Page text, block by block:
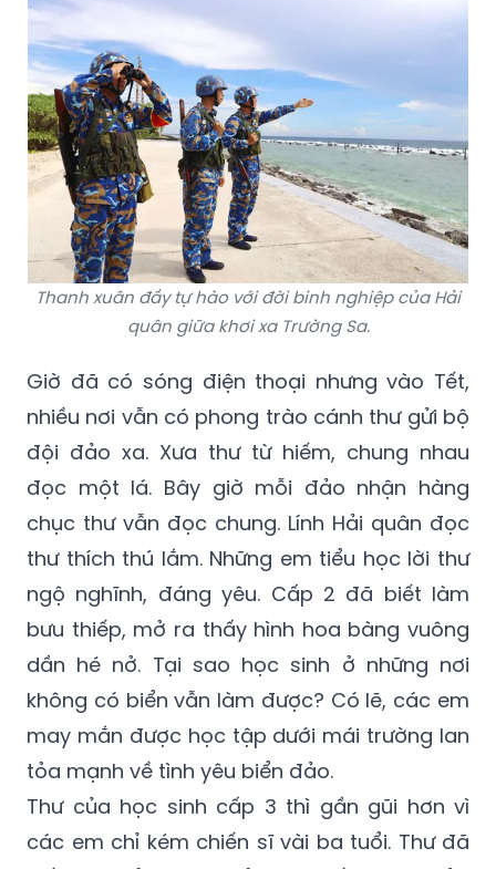
Thanh xuân đầy tự hào với đời binh nghiệp của Hải
quân giữa khơi xa Trường Sa.
Giờ đã có sóng điện thoại nhưng vào Tết,
nhiều nơi vẫn có phong trào cánh thư gửi bộ
đội đảo xa. Xưa thư từ hiếm, chung nhau
đọc một lá. Bây giờ mỗi đảo nhận hàng
chục thư vẫn đọc chung. Lính Hải quân đọc
thư thích thú lắm. Những em tiểu học lời thư
ngộ nghĩnh, đáng yêu. Cấp 2 đã biết làm
bưu thiếp, mở ra thấy hình hoa bàng vuông
dần hé nở. Tại sao học sinh ở những nơi
không có biển vẫn làm được? Có lẽ, các em
may mắn được học tập dưới mái trường lan
tỏa mạnh về tình yêu biển đảo.
Thư của học sinh cấp 3 thì gần gũi hơn vì
các em chỉ kém chiến sĩ vài ba tuổi. Thư đã